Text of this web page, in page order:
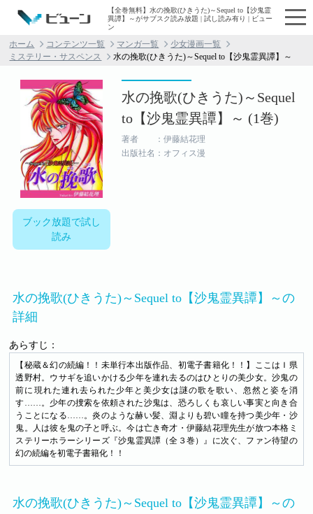
【全巻無料】水の挽歌(ひきうた)～Sequel to【沙鬼霊
異譚】～がサブスク読み放題 | 試し読み有り | ビュー
ン
ホーム コンテンツ一覧 マンガ一覧
少女漫画一覧
ミステリー・サスペンス
水の挽歌(ひきうた)～Sequel to【沙鬼霊異譚】～
ブック放題で試し
読み
水の挽歌(ひきうた)～Sequel
to【沙鬼霊異譚】～ (1巻)
著者 ：伊藤結花理
出版社名：オフィス漫
水の挽歌(ひきうた)～Sequel to【沙鬼霊異譚】～の
詳細
あらすじ：
【秘蔵＆幻の続編！！未単行本出版作品、初電子書籍化！！】ここはＩ県
透野村。ウサギを追いかける少年を連れ去るのはひとりの美少女。沙鬼の
前に現れた連れ去られた少年と美少女は謎の歌を歌い、忽然と姿を消
す……。少年の捜索を依頼された沙鬼は、恐ろしくも哀しい事実と向き合
うことになる……。炎のような赫い髪、淵よりも碧い瞳を持つ美少年・沙
鬼。人は彼を鬼の子と呼ぶ。今は亡き奇才・伊藤結花理先生が放つ本格ミ
ステリーホラーシリーズ『沙鬼霊異譚（全３巻）』に次ぐ、ファン待望の
幻の続編を初電子書籍化！！
水の挽歌(ひきうた)～Sequel to【沙鬼霊異譚】～の